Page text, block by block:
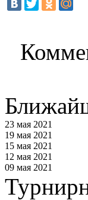
23 мая 2021
19 мая 2021
15 мая 2021
12 мая 2021
09 мая 2021